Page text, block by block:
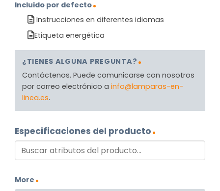
Incluido por defecto
Instrucciones en diferentes idiomas
Etiqueta energética
¿TIENES ALGUNA PREGUNTA?
Contáctenos. Puede comunicarse con nosotros
por correo electrónico a info@lamparas-en-
linea.es.
Especificaciones del producto
More